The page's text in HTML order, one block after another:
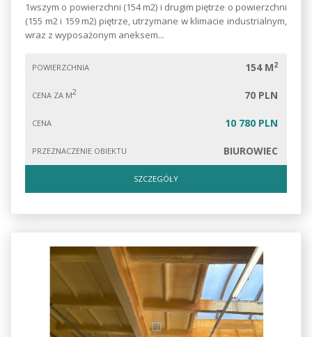
1wszym o powierzchni (154 m2) i drugim piętrze o powierzchni
(155 m2 i 159 m2) piętrze, utrzymane w klimacie industrialnym,
wraz z wyposażonym aneksem...
POWIERZCHNIA 154 M2
CENA ZA M2 70 PLN
CENA 10 780 PLN
PRZEZNACZENIE OBIEKTU BIUROWIEC
SZCZEGÓŁY